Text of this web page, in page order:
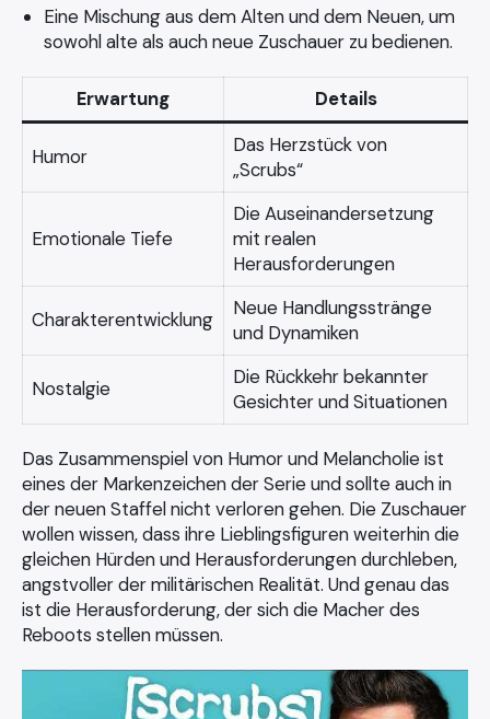
Eine Mischung aus dem Alten und dem Neuen, um
sowohl alte als auch neue Zuschauer zu bedienen.
Erwartung Details
Humor
Das Herzstück von
„Scrubs“
Emotionale Tiefe
Die Auseinandersetzung
mit realen
Herausforderungen
Charakterentwicklung
Neue Handlungsstränge
und Dynamiken
Nostalgie
Die Rückkehr bekannter
Gesichter und Situationen
Das Zusammenspiel von Humor und Melancholie ist
eines der Markenzeichen der Serie und sollte auch in
der neuen Staffel nicht verloren gehen. Die Zuschauer
wollen wissen, dass ihre Lieblingsfiguren weiterhin die
gleichen Hürden und Herausforderungen durchleben,
angstvoller der militärischen Realität. Und genau das
ist die Herausforderung, der sich die Macher des
Reboots stellen müssen.